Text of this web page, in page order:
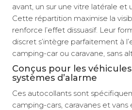
avant, un sur une vitre latérale et
Cette répartition maximise la
renforce l’effet dissuasif. Leur
discret s’intègre parfaitement à
camping-car ou caravane, sans
Conçus pour les
systèmes d’alarme
Ces autocollants sont
camping-cars, caravanes et vans